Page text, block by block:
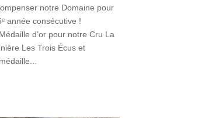
notre Domaine pour
année consécutive !
d’or pour notre Cru La
Les Trois Écus et